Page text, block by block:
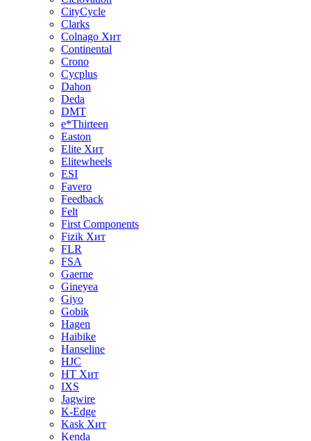
CityCycle
Clarks
Colnago Хит
Continental
Crono
Cycplus
Dahon
Deda
DMT
e*Thirteen
Easton
Elite Хит
Elitewheels
ESI
Favero
Feedback
Felt
First Components
Fizik Хит
FLR
FSA
Gaerne
Gineyea
Giyo
Gobik
Hagen
Haibike
Hanseline
HJC
HT Хит
IXS
Jagwire
K-Edge
Kask Хит
Kenda